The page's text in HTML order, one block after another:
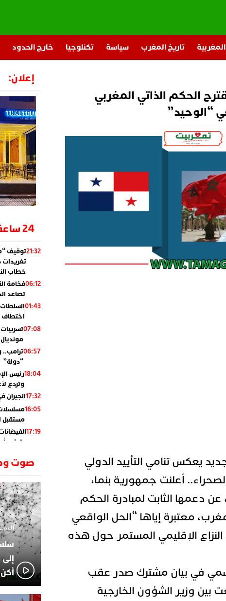
تاريخ المغرب سياسة تكنلوجيا خارج الحدود
الحكم الذاتي المغربي
“الوحيد”
يعكس تنامي التأييد الدولي
أعلنت جمهورية بنما،
16 يونيو، عن دعمها الثابت لمبادرة الحكم
معتبرة إياها “الحل الواقعي
النزاع الإقليمي المستمر حول هذه
في بيان مشترك صدر عقب
وزير الشؤون الخارجية
إعلان:
24 ساعة
21:32توقيف
خطاب
06:12فخامة
تصاعد
01:43
اختطاف
07:08
مونديال 2010
06:57ترامب..
“دولة”
18:04رئيس
وتردع
17:32الجيران
16:05
مستقبل
17:19
وتطرح
الجزائر
وسقوط
02:06
الركراكي
01:55
هي
14:37
لاعبوا
صوت
السبت 1 فبراير 2025